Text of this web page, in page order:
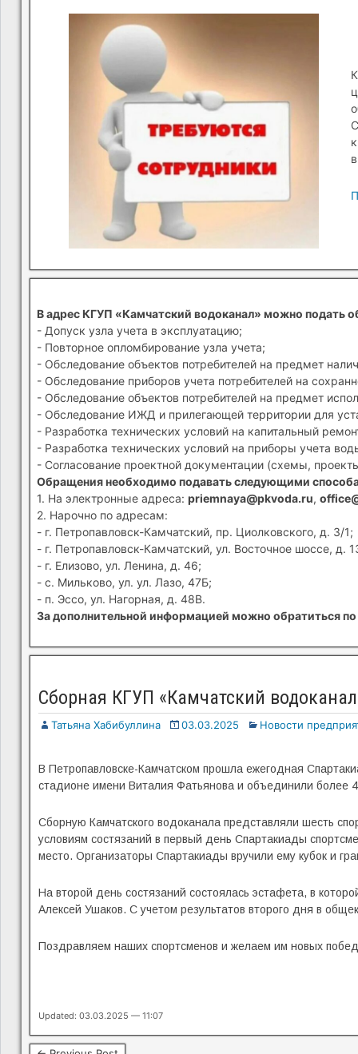
В адрес КГУП «Камчатский водоканал» можно подать
- Допуск узла учета в эксплуатацию;
- Повторное опломбирование узла учета;
- Обследование объектов потребителей на предмет
- Обследование приборов учета потребителей на
- Обследование объектов потребителей на предмет
- Обследование ИЖД и прилегающей территории для
- Разработка технических условий на капитальный
- Разработка технических условий на приборы учета
- Согласование проектной документации (схемы,
Обращения необходимо подавать следующими
1. На электронные адреса: priemnaya@pkvoda.ru,
2. Нарочно по адресам:
- г. Петропавловск-Камчатский, пр. Циолковского, д. 3/1;
- г. Петропавловск-Камчатский, ул. Восточное шоссе, д.
- г. Елизово, ул. Ленина, д. 46;
- с. Мильково, ул. ул. Лазо, 47Б;
- п. Эссо, ул. Нагорная, д. 48В.
За дополнительной информацией можно обратиться
Сборная КГУП «Камчатский
Татьяна Хабибуллина 03.03.2025 Новости
В Петропавловске-Камчатском прошла ежегодная
стадионе имени Виталия Фатьянова и объединили более
Сборную Камчатского водоканала представляли шесть
условиям состязаний в первый день Спартакиады
место. Организаторы Спартакиады вручили ему кубок и
На второй день состязаний состоялась эстафета, в
Алексей Ушаков. С учетом результатов второго дня в
Поздравляем наших спортсменов и желаем им новых
Updated: 03.03.2025 — 11:07